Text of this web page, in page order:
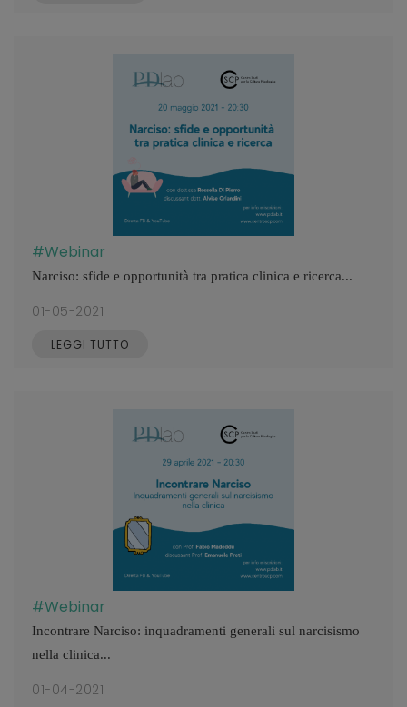
#Webinar
Narciso: sfide e opportunità tra pratica clinica e ricerca...
01-05-2021
LEGGI TUTTO
#Webinar
Incontrare Narciso: inquadramenti generali sul narcisismo
nella clinica...
01-04-2021